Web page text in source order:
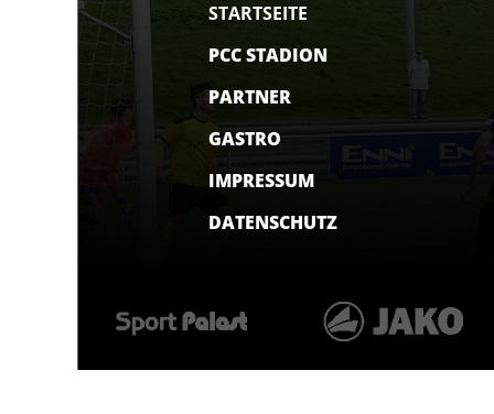
STARTSEITE
PCC STADION
PARTNER
GASTRO
IMPRESSUM
DATENSCHUTZ